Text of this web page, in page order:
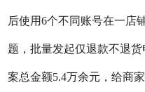
后使用6个不同账号在一店
题，批量发起仅退款不退
案总金额5.4万余元，给商